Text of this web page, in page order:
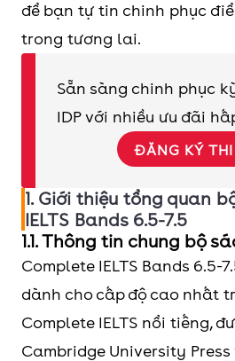
để bạn tự tin chinh phục
trong tương lai.
Sẵn sàng chinh phục
IDP với nhiều ưu đãi
ĐĂNG KÝ
1. Giới thiệu tổng quan
IELTS Bands 6.5-7.5
1.1. Thông tin chung bộ
Complete IELTS Bands 6.5-
dành cho cấp độ cao nhất
Complete IELTS nổi tiếng,
Cambridge University